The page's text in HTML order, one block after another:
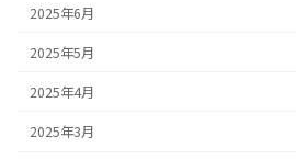
2025年6月
2025年5月
2025年4月
2025年3月